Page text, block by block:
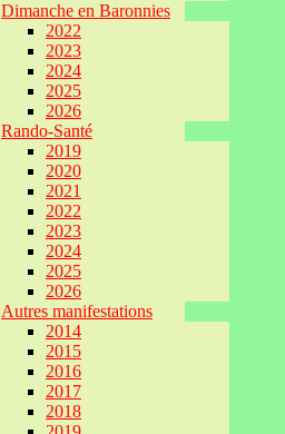
Dimanche en Baronnies
2022
2023
2024
2025
2026
Rando-Santé
2019
2020
2021
2022
2023
2024
2025
2026
Autres manifestations
2014
2015
2016
2017
2018